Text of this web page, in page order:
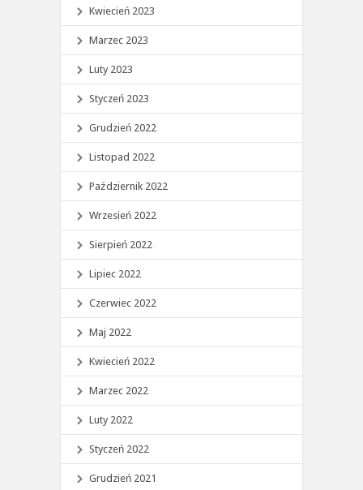
Kwiecień 2023
Marzec 2023
Luty 2023
Styczeń 2023
Grudzień 2022
Listopad 2022
Październik 2022
Wrzesień 2022
Sierpień 2022
Lipiec 2022
Czerwiec 2022
Maj 2022
Kwiecień 2022
Marzec 2022
Luty 2022
Styczeń 2022
Grudzień 2021